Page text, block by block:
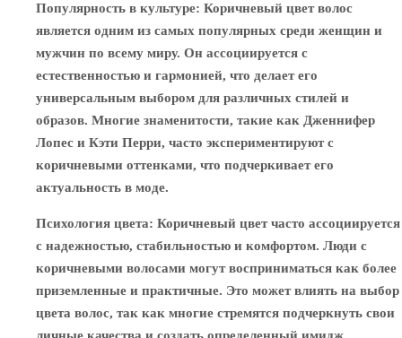
Популярность в культуре: Коричневый цвет волос
является одним из самых популярных среди женщин и
мужчин по всему миру. Он ассоциируется с
естественностью и гармонией, что делает его
универсальным выбором для различных стилей и
образов. Многие знаменитости, такие как Дженнифер
Лопес и Кэти Перри, часто экспериментируют с
коричневыми оттенками, что подчеркивает его
актуальность в моде.
Психология цвета: Коричневый цвет часто ассоциируется
с надежностью, стабильностью и комфортом. Люди с
коричневыми волосами могут восприниматься как более
приземленные и практичные. Это может влиять на выбор
цвета волос, так как многие стремятся подчеркнуть свои